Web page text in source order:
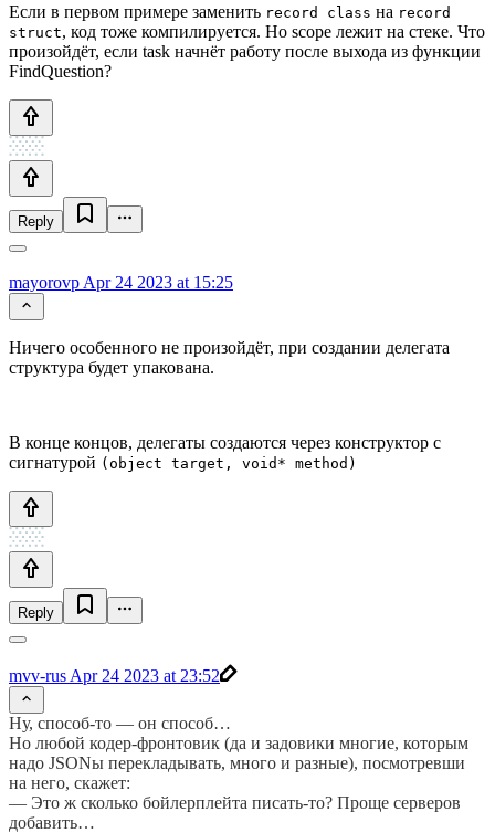
Если в первом примере заменить record class на record
struct, код тоже компилируется. Но scope лежит на стеке. Что
произойдёт, если task начнёт работу после выхода из функции
FindQuestion?
Reply
mayorovp Apr 24 2023 at 15:25
Ничего особенного не произойдёт, при создании делегата
структура будет упакована.
В конце концов, делегаты создаются через конструктор с
сигнатурой (object target, void* method)
Reply
mvv-rus Apr 24 2023 at 23:52
Ну, способ-то — он способ…
Но любой кодер-фронтовик (да и задовики многие, которым
надо JSONы перекладывать, много и разные), посмотревши
на него, скажет:
— Это ж сколько бойлерплейта писать-то? Проще серверов
добавить…